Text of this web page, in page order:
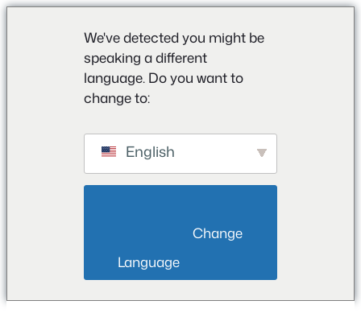
We've detected you might be
speaking a different
language. Do you want to
change to:
English
Language